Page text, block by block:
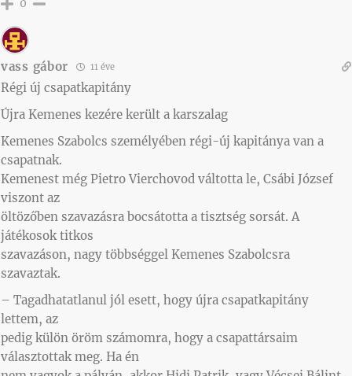
0
vass gábor 11 éve
Régi új csapatkapitány
Újra Kemenes kezére került a karszalag
Kemenes Szabolcs személyében régi-új kapitánya van a
csapatnak.
Kemenest még Pietro Vierchovod váltotta le, Csábi József
viszont az
öltözőben szavazásra bocsátotta a tisztség sorsát. A
játékosok titkos
szavazáson, nagy többséggel Kemenes Szabolcsra
szavaztak.
– Tagadhatatlanul jól esett, hogy újra csapatkapitány
lettem, az
pedig külön öröm számomra, hogy a csapattársaim
választottak meg. Ha én